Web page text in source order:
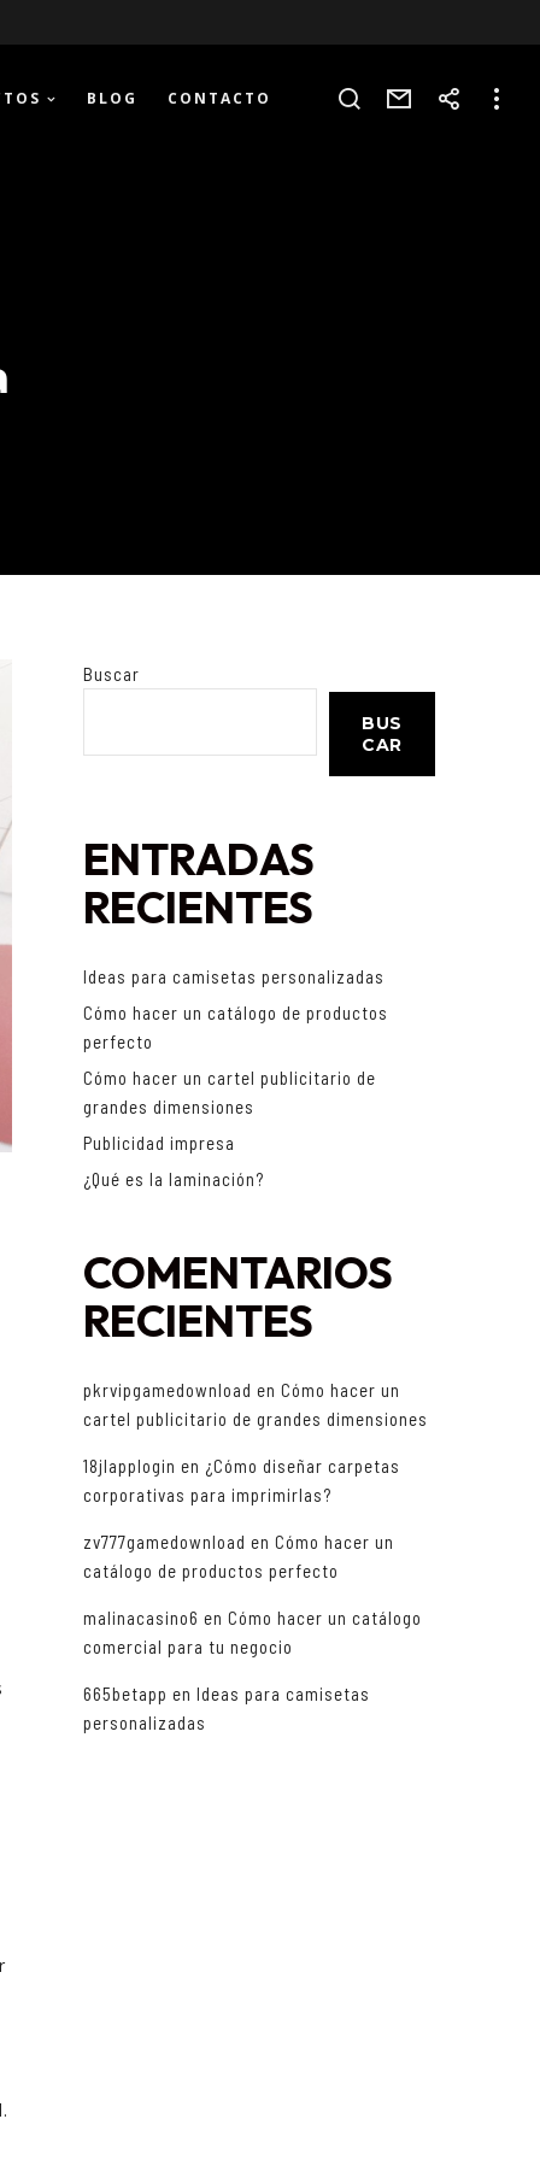
BLOG CONTACTO
Buscar
BUS
CAR
ENTRADAS
RECIENTES
Ideas para camisetas personalizadas
Cómo hacer un catálogo de productos
perfecto
Cómo hacer un cartel publicitario de
grandes dimensiones
Publicidad impresa
¿Qué es la laminación?
COMENTARIOS
RECIENTES
pkrvipgamedownload en Cómo hacer un
cartel publicitario de grandes dimensiones
18jlapplogin en ¿Cómo diseñar carpetas
corporativas para imprimirlas?
zv777gamedownload en Cómo hacer un
catálogo de productos perfecto
malinacasino6 en Cómo hacer un catálogo
comercial para tu negocio
665betapp en Ideas para camisetas
personalizadas